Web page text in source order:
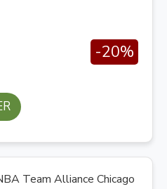
-20%